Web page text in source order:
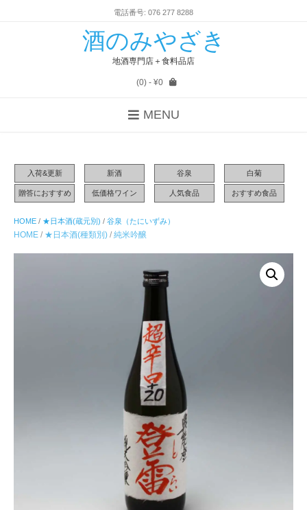
電話番号: 076 277 8288
酒のみやざき
地酒専門店＋食料品店
(0)- ¥0
MENU
入荷&更新 新酒 谷泉 白菊
贈答におすすめ 低価格ワイン 人気食品 おすすめ食品
HOME / ★日本酒(蔵元別) / 谷泉（たにいずみ）
HOME / ★日本酒(種類別) / 純米吟醸